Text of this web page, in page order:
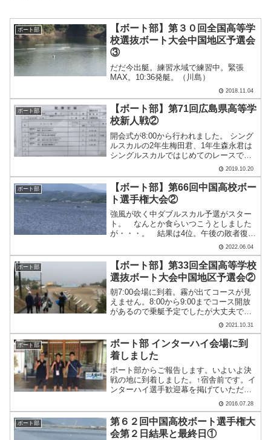
ボート部
【ボート部】第３０回全国高等学
校選抜ボート大会中国地区予選会
③
だだ今出艇。練習水域で練習中。緊張
MAX。10:36発艇。（川島）
2018.11.04
ボート部
【ボート部】第71回広島県高等学
校新人戦②
開会式が8:00から行われました。 シング
ルスカルの2年生梅田君、1年生森永君は
シングルスカルではじめてのレースで
す。結果は・・・ 森永君、梅田君とも
に、厳しい結果となりました。が、漕ぎ
切っただけでも大したものです。良い経
験になったことでし.....
2019.10.20
ボート部
【ボート部】第66回中国高校ボー
ト選手権大会②
強風が吹く中ダブルスカル予選がスター
ト。 なんとか食らいつこうとしました
が・・・。 結果は4位。午後の敗者復活
戦へ。続いて舵手付きクォドルプルで
て2着で明日の準決勝へ。（川島）
2022.06.04
ボート部
【ボート部】第33回全国高等学校
選抜ボート大会中国地区予選会②
朝7:00会場に到着。霧が出てコースが見
えません。8:00から9:00までコース開放
があるので乗艇予定でしたが大丈夫でし
ょうか。とりあえず、皆元気であること
を報告です。（川島）
2021.10.31
ボート部
ボート部 インターハイ会場に到
着しました
ボート部からご報告します。いよいよ決
戦の地に到着しました。↑宿舎前です。イ
ンターハイ選手歓迎幕を掲げていただい
ています。ここは島根県仁多郡奥出雲町
亀嵩にある「玉峰山荘」。島根といえば
玉造温泉が有名ですが、ここ亀嵩温泉は
「美肌の湯」として山陰.....
2016.07.28
ボート部
第６２回中国高校ボート選手権大
会第２日結果と最終日①